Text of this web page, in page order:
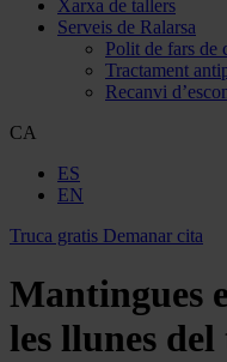
Xarxa de tallers
Serveis de Ralarsa
Polit de fars de
Tractament
Recanvi
CA
ES
EN
Truca gratis Demanar cita
Mantingues
les llunes del